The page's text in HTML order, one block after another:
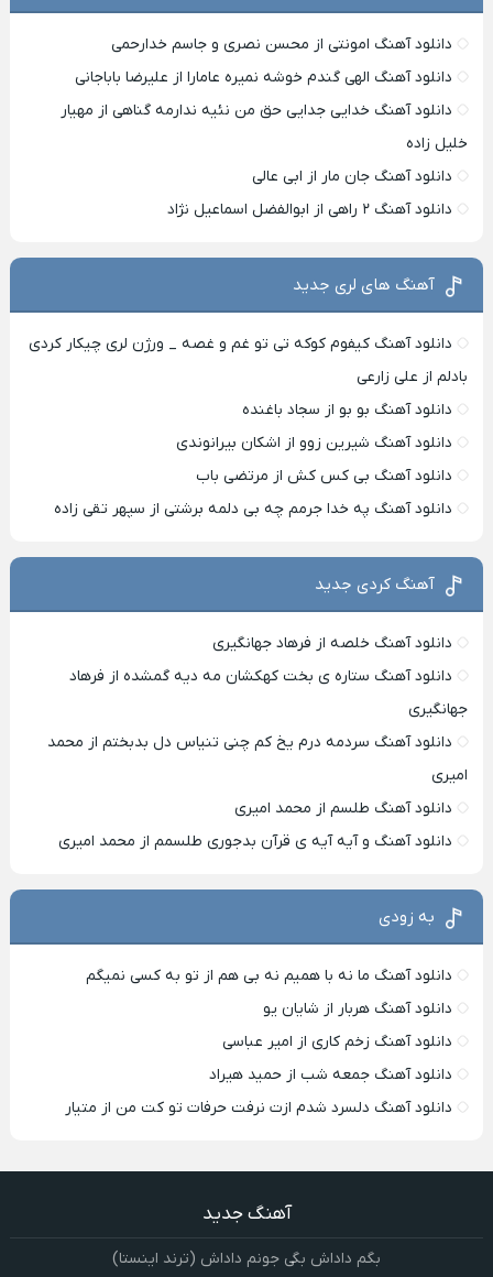
دانلود آهنگ امونتی از محسن نصری و جاسم خدارحمی
دانلود آهنگ الهی گندم خوشه نمیره عامارا از علیرضا باباجانی
دانلود آهنگ خدایی جدایی حق من نئیه ندارمه گناهی از مهیار
خلیل زاده
دانلود آهنگ جان مار از ابی عالی
دانلود آهنگ ۲ راهی از ابوالفضل اسماعیل نژاد
آهنگ های لری جدید
دانلود آهنگ کیفوم کوکه تی تو غم و غصه _ ورژن لری چیکار کردی
بادلم از علی زارعی
دانلود آهنگ بو بو از سجاد باغنده
دانلود آهنگ شیرین زوو از اشکان بیرانوندی
دانلود آهنگ بی کس کش از مرتضی باب
دانلود آهنگ په خدا جرمم چه بی دلمه برشتی از سپهر تقی زاده
آهنگ کردی جدید
دانلود آهنگ خلصه از فرهاد جهانگیری
دانلود آهنگ ستاره ی بخت کهکشان مه دیه گمشده از فرهاد
جهانگیری
دانلود آهنگ سردمه درم یخ کم چنی تنیاس دل بدبختم از محمد
امیری
دانلود آهنگ طلسم از محمد امیری
دانلود آهنگ و آیه آیه ی قرآن بدجوری طلسمم از محمد امیری
به زودی
دانلود آهنگ ما نه با همیم نه بی هم از تو به کسی نمیگم
دانلود آهنگ هربار از شایان یو
دانلود آهنگ زخم کاری از امیر عباسی
دانلود آهنگ جمعه شب از حمید هیراد
دانلود آهنگ دلسرد شدم ازت نرفت حرفات تو کت من از متیار
آهنگ جدید
بگم داداش بگی جونم داداش (ترند اینستا)